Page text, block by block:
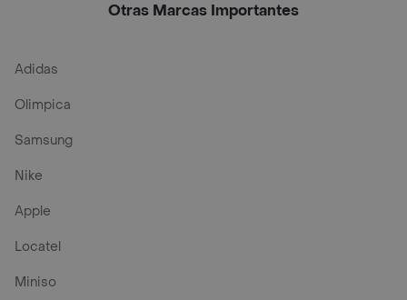
Otras Marcas Importantes
Adidas
Olimpica
Samsung
Nike
Apple
Locatel
Miniso